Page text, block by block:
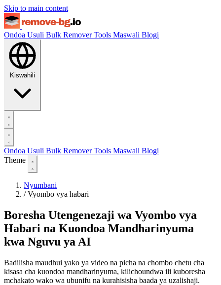
Skip to main content
Ondoa Usuli Bulk RemoverTools Maswali Blogi
Kiswahili
Ondoa Usuli Bulk RemoverTools Maswali Blogi
Theme
Nyumbani
/ Vyombo vya habari
Boresha Utengenezaji wa Vyombo vya
Habari na Kuondoa Mandharinyuma
kwa Nguvu ya AI
Badilisha maudhui yako ya video na picha na chombo chetu cha
kisasa cha kuondoa mandharinyuma, kilichoundwa ili kuboresha
mchakato wako wa ubunifu na kurahisisha baada ya uzalishaji.